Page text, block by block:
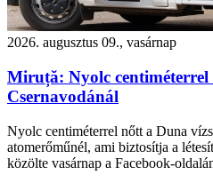
2026. augusztus 09., vasárnap
Miruță: Nyolc
Csernavodánál
Nyolc centiméterrel nőtt a Duna
atomerőműnél, ami biztosítja a
közölte vasárnap a Facebook-